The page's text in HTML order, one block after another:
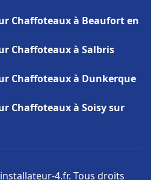
Chaffoteaux à Beaufort en
Chaffoteaux à Salbris
Chaffoteaux à Dunkerque
Chaffoteaux à Soisy sur
4.fr. Tous droits